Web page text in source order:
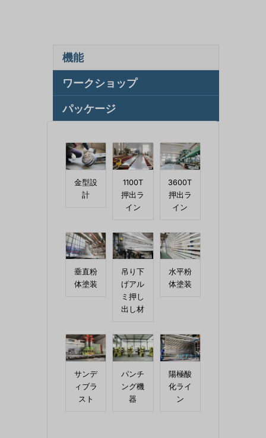
機能
ワークショップ
パッケージ
金型設
計
1100T
押出ラ
イン
3600T
押出ラ
イン
垂直粉
体塗装
吊り下
げアル
ミ押し
出し材
水平粉
体塗装
サンデ
ィブラ
スト
パンチ
ング機
器
陽極酸
化ライ
ン